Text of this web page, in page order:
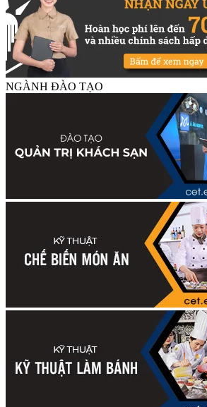
NGÀNH ĐÀO TẠO